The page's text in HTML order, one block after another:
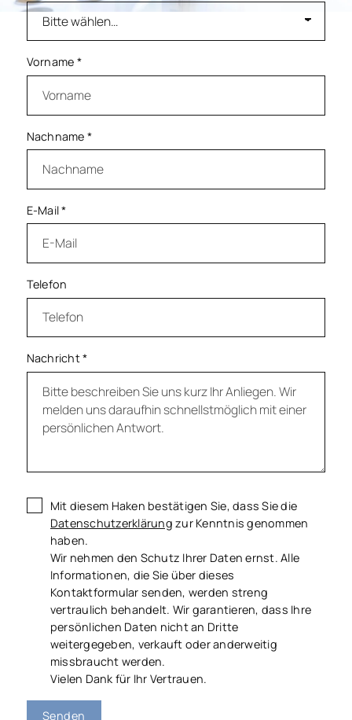
Vorname *
Nachname *
E-Mail*
Telefon
Nachricht*
Mit diesem Haken bestätigen Sie, dass Sie die
Datenschutzerklärung zur Kenntnis genommen
haben.
Wir nehmen den Schutz Ihrer Daten ernst. Alle
Informationen, die Sie über dieses
Kontaktformular senden, werden streng
vertraulich behandelt. Wir garantieren, dass Ihre
persönlichen Daten nicht an Dritte
weitergegeben, verkauft oder anderweitig
missbraucht werden.
Vielen Dank für Ihr Vertrauen.
Senden